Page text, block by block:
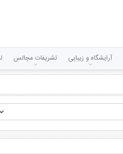
آرایشگاه و زیبایی تشریفات مجالس